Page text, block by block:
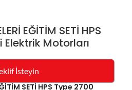
EĞİTİM SETİ HPS
Elektrik Motorları
İsteyin
SETİ HPS Type 2700